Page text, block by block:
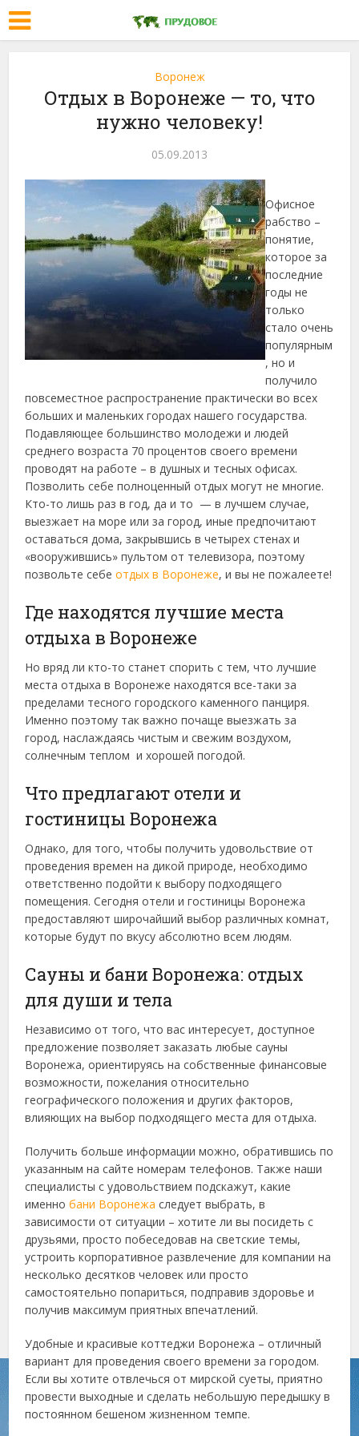
Воронеж
Отдых в Воронеже — то, что
нужно человеку!
05.09.2013
Офисное
рабство –
понятие,
которое за
последние
годы не
только
стало очень
популярным
, но и
получило
повсеместное распространение практически во всех
больших и маленьких городах нашего государства.
Подавляющее большинство молодежи и людей
среднего возраста 70 процентов своего времени
проводят на работе – в душных и тесных офисах.
Позволить себе полноценный отдых могут не многие.
Кто-то лишь раз в год, да и то — в лучшем случае,
выезжает на море или за город, иные предпочитают
оставаться дома, закрывшись в четырех стенах и
«вооружившись» пультом от телевизора, поэтому
позвольте себеотдых в Воронеже, и вы не пожалеете!
Где находятся лучшие места
отдыха в Воронеже
Но вряд ли кто-то станет спорить с тем, что лучшие
места отдыха в Воронеже находятся все-таки за
пределами тесного городского каменного панциря.
Именно поэтому так важно почаще выезжать за
город, наслаждаясь чистым и свежим воздухом,
солнечным теплом и хорошей погодой.
Что предлагают отели и
гостиницы Воронежа
Однако, для того, чтобы получить удовольствие от
проведения времен на дикой природе, необходимо
ответственно подойти к выбору подходящего
помещения. Сегодня отели и гостиницы Воронежа
предоставляют широчайший выбор различных комнат,
которые будут по вкусу абсолютно всем людям.
Сауны и бани Воронежа: отдых
для души и тела
Независимо от того, что вас интересует, доступное
предложение позволяет заказать любые сауны
Воронежа, ориентируясь на собственные финансовые
возможности, пожелания относительно
географического положения и других факторов,
влияющих на выбор подходящего места для отдыха.
Получить больше информации можно, обратившись по
указанным на сайте номерам телефонов. Также наши
специалисты с удовольствием подскажут, какие
именнобани Воронежа следует выбрать, в
зависимости от ситуации – хотите ли вы посидеть с
друзьями, просто побеседовав на светские темы,
устроить корпоративное развлечение для компании на
несколько десятков человек или просто
самостоятельно попариться, подправив здоровье и
получив максимум приятных впечатлений.
Удобные и красивые коттеджи Воронежа – отличный
вариант для проведения своего времени за городом.
Если вы хотите отвлечься от мирской суеты, приятно
провести выходные и сделать небольшую передышку в
постоянном бешеном жизненном темпе.